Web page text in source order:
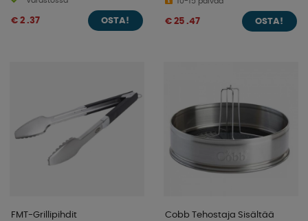
€ 2 .37 OSTA! € 25 .47 OSTA!
FMT-Grillipihdit
Cobb Tehostaja Sisältää